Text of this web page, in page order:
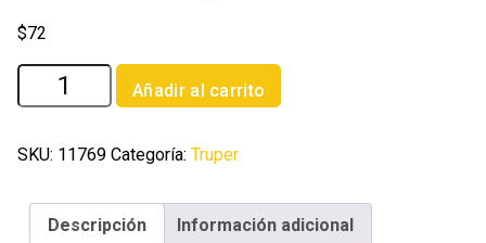
$72
Bolsa
con
carbones
repuesto
para
Añadir al carrito
SKU: 11769 Categoría: Truper
Descripción Información adicional